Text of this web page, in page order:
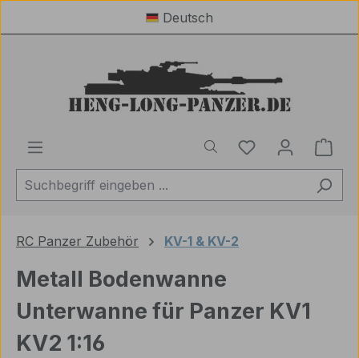
Zum Hauptinhalt springenDeutsch
Du hast 0
RC Panzer Zubehör KV-1 & KV-2
Metall Bodenwanne
Unterwanne für Panzer KV1
KV2 1:16